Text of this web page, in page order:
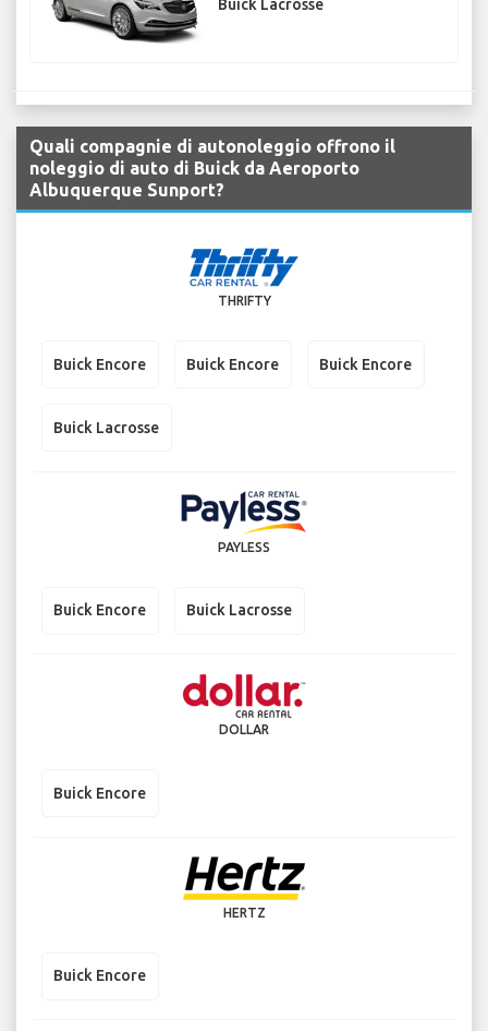
Buick Lacrosse
Quali compagnie di autonoleggio offrono il
noleggio di auto di Buick da Aeroporto
Albuquerque Sunport?
THRIFTY
Buick Encore Buick Encore Buick Encore
Buick Lacrosse
PAYLESS
Buick Encore Buick Lacrosse
DOLLAR
Buick Encore
HERTZ
Buick Encore